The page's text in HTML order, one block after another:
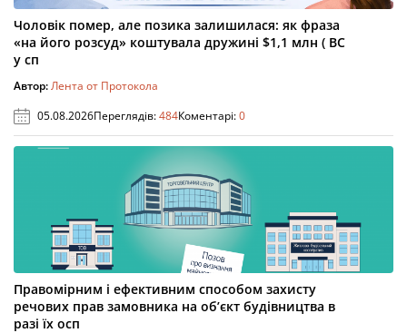
Чоловік помер, але позика залишилася: як фраза
«на його розсуд» коштувала дружині $1,1 млн ( ВС
у сп
Автор:Лента от Протокола
05.08.2026Переглядів:484Коментарі:0
Правомірним і ефективним способом захисту
речових прав замовника на об’єкт будівництва в
разі їх осп